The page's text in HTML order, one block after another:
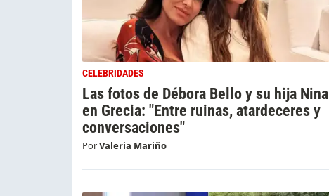
CELEBRIDADES
Las fotos de Débora Bello y su hija Nina
en Grecia: "Entre ruinas, atardeceres y
conversaciones"
PorValeria Mariño